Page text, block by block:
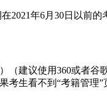
年6月30日以前的
（建议使用360或者谷
考生看不到“考籍管